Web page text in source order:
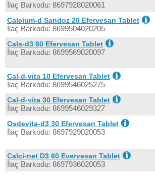
İlaç Barkodu: 8697928020061
Calcium-d Sandoz 20 Efervesan Tablet
İlaç Barkodu: 8699504020205
Cals-d3 60 Efervesan Tablet
İlaç Barkodu: 8699569020097
Cal-d-vita 10 Efervesan Tablet
İlaç Barkodu: 8699546025275
Cal-d-vita 30 Efervesan Tablet
İlaç Barkodu: 8699546029327
Osdevita-d3 30 Efervesan Tablet
İlaç Barkodu: 8697929020053
Calci-net D3 60 Evervesan Tablet
İlaç Barkodu: 8697936020053